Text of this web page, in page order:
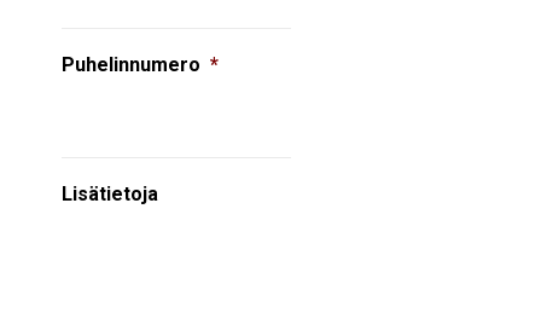
Puhelinnumero *
Lisätietoja